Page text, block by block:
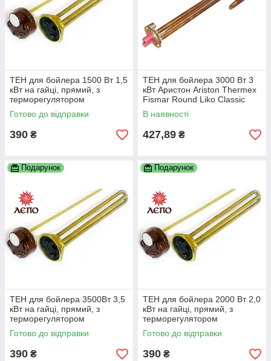
ТЕН для бойлера 1500 Вт 1,5
кВт на гайці, прямий, з
терморегулятором
Готово до відправки
390 ₴
ТЕН для бойлера 3000 Вт 3
кВт Аристон Ariston Thermex
Fismar Round Liko Classic
Alpari Реал DeLuxe та ін.
В наявності
427,89 ₴
Подарунок
ТЕН для бойлера 3500Вт 3,5
кВт на гайці, прямий, з
терморегулятором
Готово до відправки
390 ₴
Подарунок
ТЕН для бойлера 2000 Вт 2,0
кВт на гайці, прямий, з
терморегулятором
Готово до відправки
390 ₴